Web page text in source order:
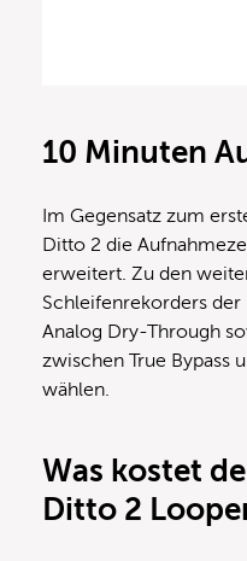
10 Minuten
Im Gegensatz zum
Ditto 2 die
erweitert. Zu den
Schleifenrekorders
Analog Dry-Through
zwischen True Bypass
wählen.
Was kostet
Ditto 2